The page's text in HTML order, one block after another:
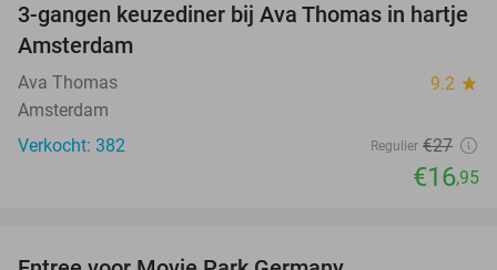
37%
3-gangen keuzediner bij Ava Thomas in hartje
Amsterdam
Ava Thomas 9.2 star
Amsterdam
Verkocht: 382
Regulier €27
€16,95